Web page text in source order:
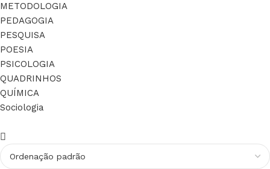
METODOLOGIA
PEDAGOGIA
PESQUISA
POESIA
PSICOLOGIA
QUADRINHOS
QUÍMICA
Sociologia